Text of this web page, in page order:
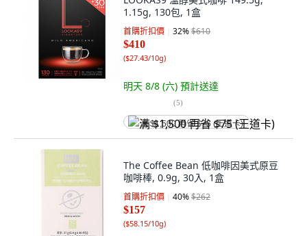
1.15g, 130包, 1盒
首購折扣價 32%$610
$410
($27.43/10g)
明天 8/8 (六) 預計送達
(5)
满 $1,500 再省 $75 (王道卡)
The Coffee Bean 低咖啡因美式原豆
咖啡棒, 0.9g, 30入, 1盒
首購折扣價 40%$262
$157
($58.15/10g)